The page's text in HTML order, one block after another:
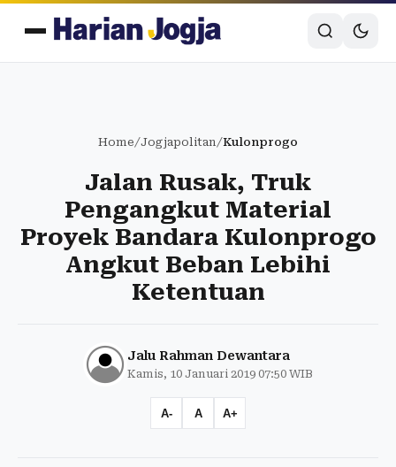
Home/Jogjapolitan/Kulonprogo
Jalan Rusak, Truk
Pengangkut Material
Proyek Bandara Kulonprogo
Angkut Beban Lebihi
Ketentuan
Jalu Rahman Dewantara
Kamis, 10 Januari 2019 07:50 WIB
A- A A+